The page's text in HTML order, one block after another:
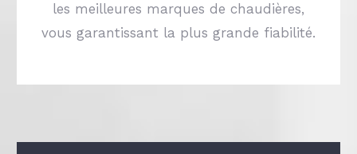
les meilleures marques de chaudières,
vous garantissant la plus grande fiabilité.